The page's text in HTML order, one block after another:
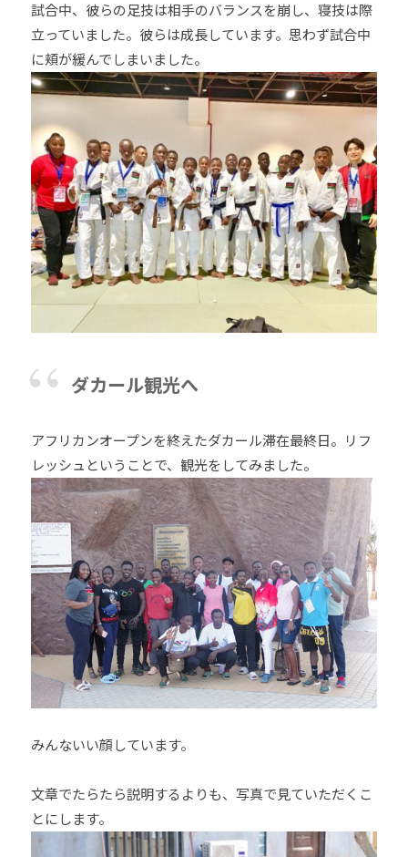
試合中、彼らの足技は相手のバランスを崩し、寝技は際
立っていました。彼らは成長しています。思わず試合中
に頬が緩んでしまいました。
ダカール観光へ
アフリカンオープンを終えたダカール滞在最終日。リフ
レッシュということで、観光をしてみました。
みんないい顔しています。
文章でたらたら説明するよりも、写真で見ていただくこ
とにします。